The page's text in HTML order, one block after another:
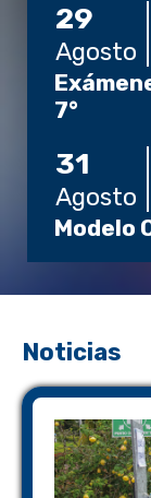
29
Agosto
7°
31
Agosto
Modelo
Noticias